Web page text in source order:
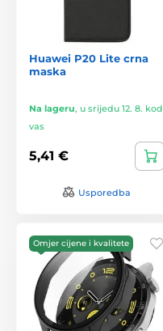
Huawei P20 Lite crna
maska
Na lageru, u srijedu 12. 8. kod
vas
5,41 €
Usporedba
Omjer cijene i kvalitete